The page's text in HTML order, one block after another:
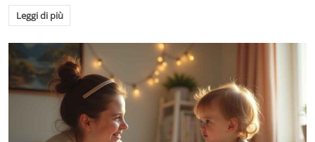
Leggi di più